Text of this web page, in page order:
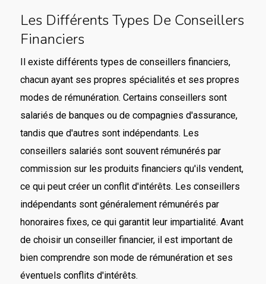
Les Différents Types De Conseillers
Financiers
Il existe différents types de conseillers financiers,
chacun ayant ses propres spécialités et ses propres
modes de rémunération. Certains conseillers sont
salariés de banques ou de compagnies d'assurance,
tandis que d'autres sont indépendants. Les
conseillers salariés sont souvent rémunérés par
commission sur les produits financiers qu'ils vendent,
ce qui peut créer un conflit d'intérêts. Les conseillers
indépendants sont généralement rémunérés par
honoraires fixes, ce qui garantit leur impartialité. Avant
de choisir un conseiller financier, il est important de
bien comprendre son mode de rémunération et ses
éventuels conflits d'intérêts.